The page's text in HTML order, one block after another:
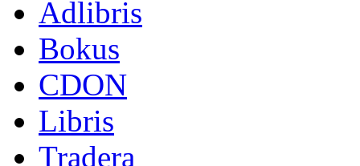
Adlibris
Bokus
CDON
Libris
Tradera